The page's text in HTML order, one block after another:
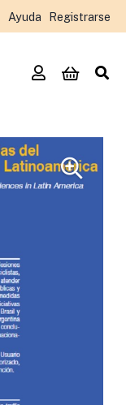
Ayuda Registrarse